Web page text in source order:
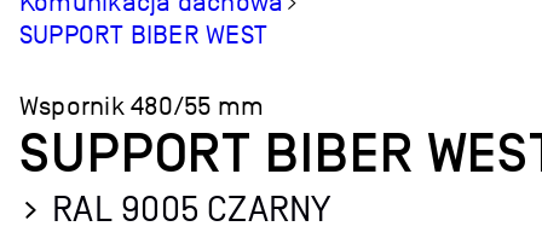
SUPPORT BIBER WEST
Wspornik 480/55 mm
SUPPORT BIBER
RAL 9005 CZARNY